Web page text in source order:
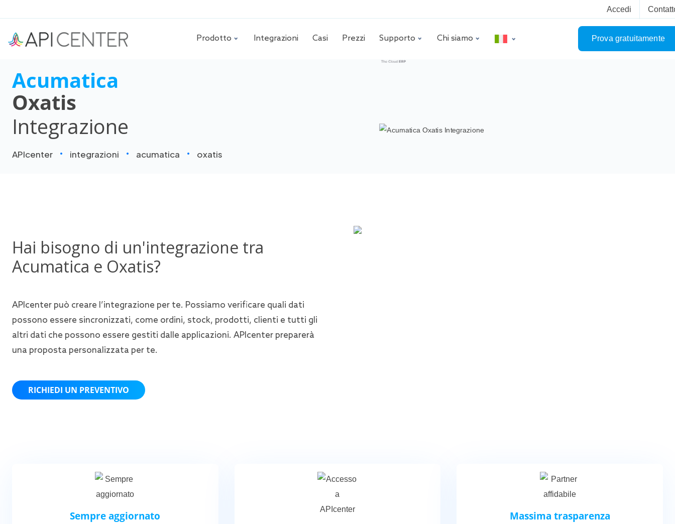
Accedi
Prodotto Integrazioni Casi Prezzi Supporto Chi siamo Prova gratuitamente
Acumatica
Oxatis
Integrazione
APIcenter integrazioni acumatica oxatis
Hai bisogno di un'integrazione tra
Acumatica e Oxatis?
APIcenter può creare l’integrazione per te. Possiamo verificare quali dati
possono essere sincronizzati, come ordini, stock, prodotti, clienti e tutti gli
altri dati che possono essere gestiti dalle applicazioni. APIcenter preparerà
una proposta personalizzata per te.
RICHIEDI UN PREVENTIVO
Sempre aggiornato Massima trasparenza